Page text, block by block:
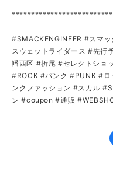
#SMACKENGINEER #スマ
スウェットライダース #先
幡西区 #折尾 #セレクトショ
#ROCK #パンク #PUNK #ロ
ンクファッション #スカル
ン #coupon #通販